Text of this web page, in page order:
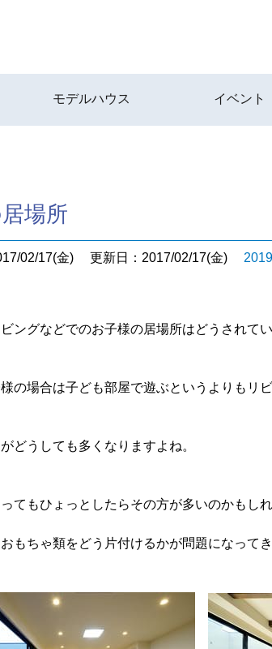
モデルハウス イベント
場所
02/17(金) 更新日：2017/02/17(金)
ングなどでのお子様の居場所はどうされて
の場合は子ども部屋で遊ぶというよりもリ
どうしても多くなりますよね。
てもひょっとしたらその方が多いのかもしれ
もちゃ類をどう片付けるかが問題になってき